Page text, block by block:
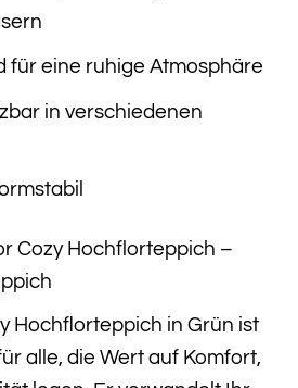
für eine ruhige Atmosphäre
in verschiedenen
Cozy Hochflorteppich –
Hochflorteppich in Grün ist
alle, die Wert auf Komfort,